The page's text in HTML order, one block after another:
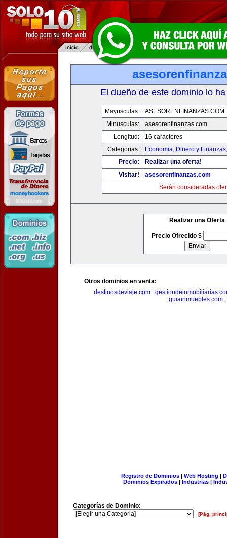
El dueño de este dominio lo
Mayusculas:
ASESORENFINANZAS.COM
Minusculas:
asesorenfinanzas.com
Longitud:
16 caracteres
Categorias:
Economia, Dinero y Finanzas
Precio:
Realizar una oferta!
Visitar!
asesorenfinanzas.com
Serán consideradas
Realizar una Oferta
Precio Ofrecido $
Otros dominios en venta:
destinosdeviaje.com|
guiainmuebles.com|
Registro de Dominios| Web Hosting |
Dominios Expirados | Industrias |
Categorías de Dominio:
[Pág.